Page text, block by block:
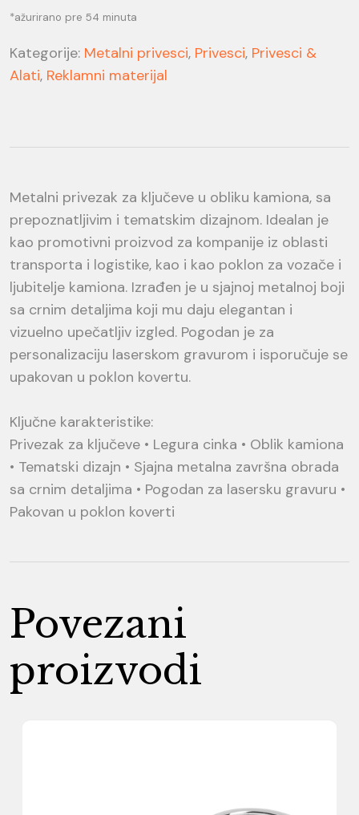
*ažurirano pre 54 minuta
Kategorije: Metalni privesci, Privesci, Privesci &
Alati, Reklamni materijal
Metalni privezak za ključeve u obliku kamiona, sa
prepoznatljivim i tematskim dizajnom. Idealan je
kao promotivni proizvod za kompanije iz oblasti
transporta i logistike, kao i kao poklon za vozače i
ljubitelje kamiona. Izrađen je u sjajnoj metalnoj boji
sa crnim detaljima koji mu daju elegantan i
vizuelno upečatljiv izgled. Pogodan je za
personalizaciju laserskom gravurom i isporučuje se
upakovan u poklon kovertu.
Ključne karakteristike:
Privezak za ključeve • Legura cinka • Oblik kamiona
• Tematski dizajn • Sjajna metalna završna obrada
sa crnim detaljima • Pogodan za lasersku gravuru •
Pakovan u poklon koverti
Povezani
proizvodi